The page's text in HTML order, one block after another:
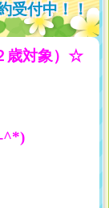
受付中！！
歳対象）☆
^*)